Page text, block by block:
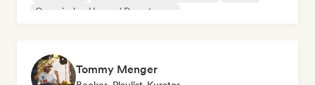
Organischer House / Downtempo
Tommy Menger